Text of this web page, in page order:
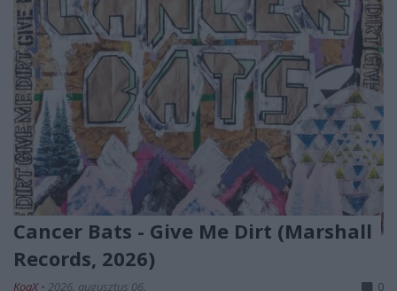
Cancer Bats - Give Me Dirt (Marshall
Records, 2026)
KoaX • 2026. augusztus 06. 0